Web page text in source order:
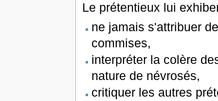
Le prétentieux lui
ne jamais s'attribuer
commises,
interpréter la colère
nature de névrosés,
critiquer les autres